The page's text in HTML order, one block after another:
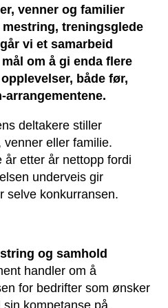
venner og familier
treningsglede
vi et samarbeid
om å gi enda flere
både før,
arrangementene.
deltakere stiller
venner eller familie.
år etter år nettopp fordi
underveis gir
selve konkurransen.
og samhold
handler om å
for bedrifter som ønsker
kompetanse på